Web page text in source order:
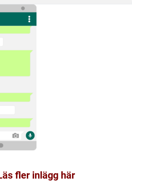
fler inlägg här